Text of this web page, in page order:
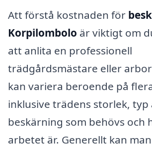
Att förstå kostnaden för
Korpilombolo är viktigt om
att anlita en professionell
trädgårdsmästare eller
kan variera beroende på
inklusive trädens storlek, typ
beskärning som behövs och
arbetet är. Generellt kan